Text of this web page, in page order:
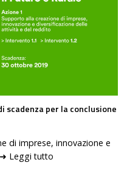
scadenza per la conclusione
di imprese, innovazione e
Leggi tutto